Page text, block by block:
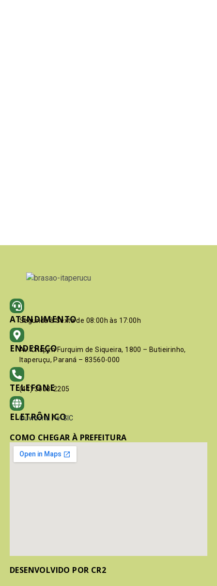
ATENDIMENTO
Segunda à Sexta de 08:00h às 17:00h
ENDEREÇO
Av. Crispim Furquim de Siqueira, 1800 – Butieirinho,
Itaperuçu, Paraná – 83560-000
TELEFONE
(41) 3603-2205
ELETRÔNICO
Ouvidoria / e-SIC
COMO CHEGAR À PREFEITURA
DESENVOLVIDO POR CR2